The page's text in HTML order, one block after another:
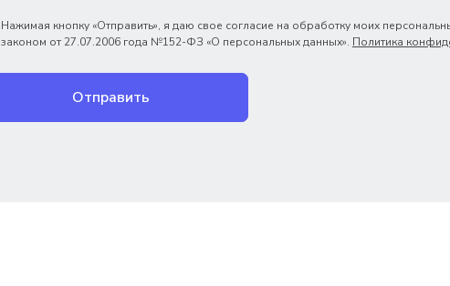
Нажимая кнопку «Отправить», я даю свое согласие на обработку моих
законом от 27.07.2006 года №152-ФЗ «О персональных данных». Политика
Отправить